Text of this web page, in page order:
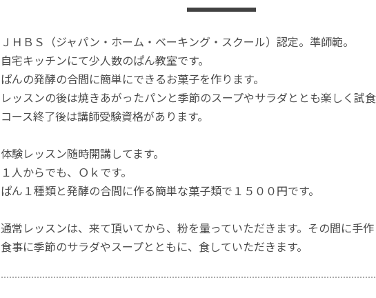
ＪＨＢＳ（ジャパン・ホーム・ベーキング・スクール）認定。準師範。
自宅キッチンにて少人数のぱん教室です。
ぱんの発酵の合間に簡単にできるお菓子を作ります。
レッスンの後は焼きあがったパンと季節のスープやサラダととも楽しく試食
コース終了後は講師受験資格があります。
体験レッスン随時開講してます。
１人からでも、Ｏｋです。
ぱん１種類と発酵の合間に作る簡単な菓子類で１５００円です。
通常レッスンは、来て頂いてから、粉を量っていただきます。その間に手作
食事に季節のサラダやスープとともに、食していただきます。